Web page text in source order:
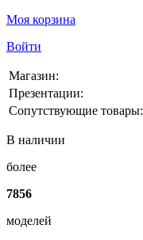
Моя корзина
Войти
Магазин:
Презентации:
Сопутствующие товары:
В наличии
более
7856
моделей